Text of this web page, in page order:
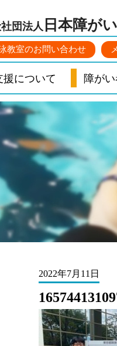
団法人 日本障が
教室のお問い合わせ
援について 障が
2022年7月11日